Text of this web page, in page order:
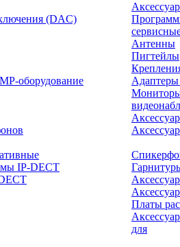
(DAC)
оборудование
Антенны
Пигтейлы
IP-DECT
Платы
для